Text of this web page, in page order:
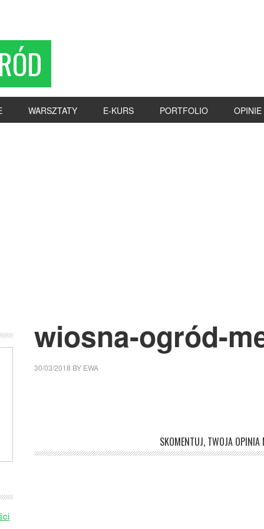
WARSZTATY E-KURS PORTFOLIO OPINIE
wiosna-ogród-
30/03/2018 BY EWA
SKOMENTUJ, TWOJA OPINIA